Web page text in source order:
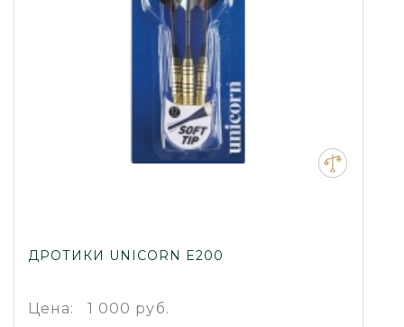
ДРОТИКИ UNICORN E200
Цена: 1 000 руб.